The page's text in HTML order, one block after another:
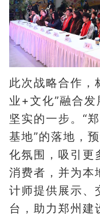
此次战略合作，
业+文化”融合
坚实的一步。“
基地”的落地，
化氛围，吸引更
消费者，并为本
计师提供展示、
台，助力郑州建